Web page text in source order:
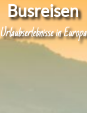
Busreisen
Urlaubserlebnisse in Europa